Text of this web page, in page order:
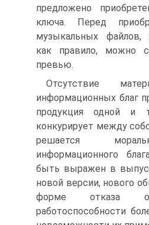
предложено
ключа. Перед
музыкальных файлов,
как правило, можно
превью.
Отсутствие
информационных благ
продукция одной и
конкурирует между
решается
информационного
быть выражен в
новой версии, нового
форме отказа
работоспособности